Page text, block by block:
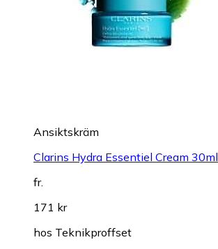
Ansiktskräm
Clarins Hydra Essentiel Cream 30ml
fr.
171 kr
hos Teknikproffset